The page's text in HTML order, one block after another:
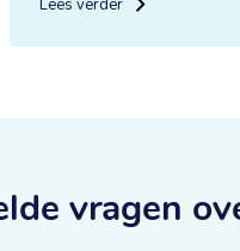
Lees verder
vragen